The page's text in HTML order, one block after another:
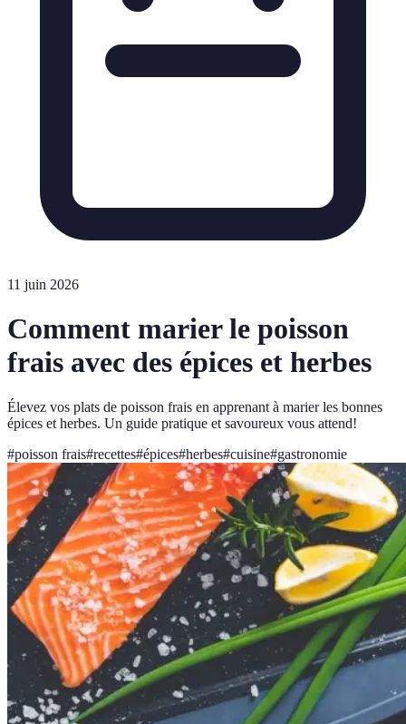
11 juin 2026
Comment marier le poisson
frais avec des épices et herbes
Élevez vos plats de poisson frais en apprenant à marier les bonnes
épices et herbes. Un guide pratique et savoureux vous attend!
#poisson frais#recettes#épices#herbes#cuisine#gastronomie